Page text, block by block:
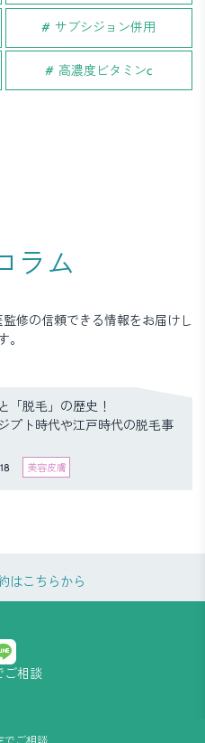
サブシジョン併用
高濃度ビタミンc
ラム
修の信頼できる情報をお届けし
。
「脱毛」の歴史！
プト時代や江戸時代の脱毛事
美容皮膚
はこちらから
ご相談
でご相談
ーポリシー